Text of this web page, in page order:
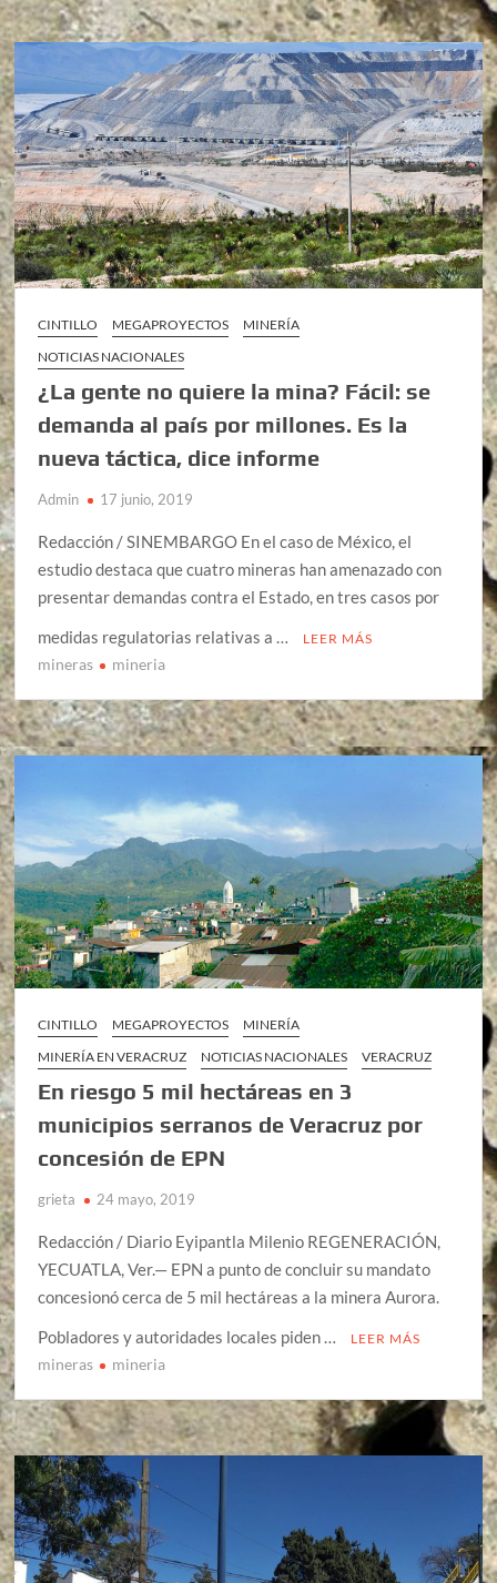
CINTILLO MEGAPROYECTOS
MINERÍA
NOTICIAS NACIONALES
¿La gente no quiere la mina? Fácil: se
demanda al país por millones. Es la
nueva táctica, dice informe
Admin 17 junio, 2019
Redacción / SINEMBARGO En el caso de México, el
estudio destaca que cuatro mineras han amenazado con
presentar demandas contra el Estado, en tres casos por
medidas regulatorias relativas a …
LEER MÁS
mineras mineria
CINTILLO MEGAPROYECTOS
MINERÍA
MINERÍA EN VERACRUZ
NOTICIAS NACIONALES VERACRUZ
En riesgo 5 mil hectáreas en 3
municipios serranos de Veracruz por
concesión de EPN
grieta 24 mayo, 2019
Redacción / Diario Eyipantla Milenio REGENERACIÓN,
YECUATLA, Ver.— EPN a punto de concluir su mandato
concesionó cerca de 5 mil hectáreas a la minera Aurora.
Pobladores y autoridades locales piden …
LEER MÁS
mineras mineria